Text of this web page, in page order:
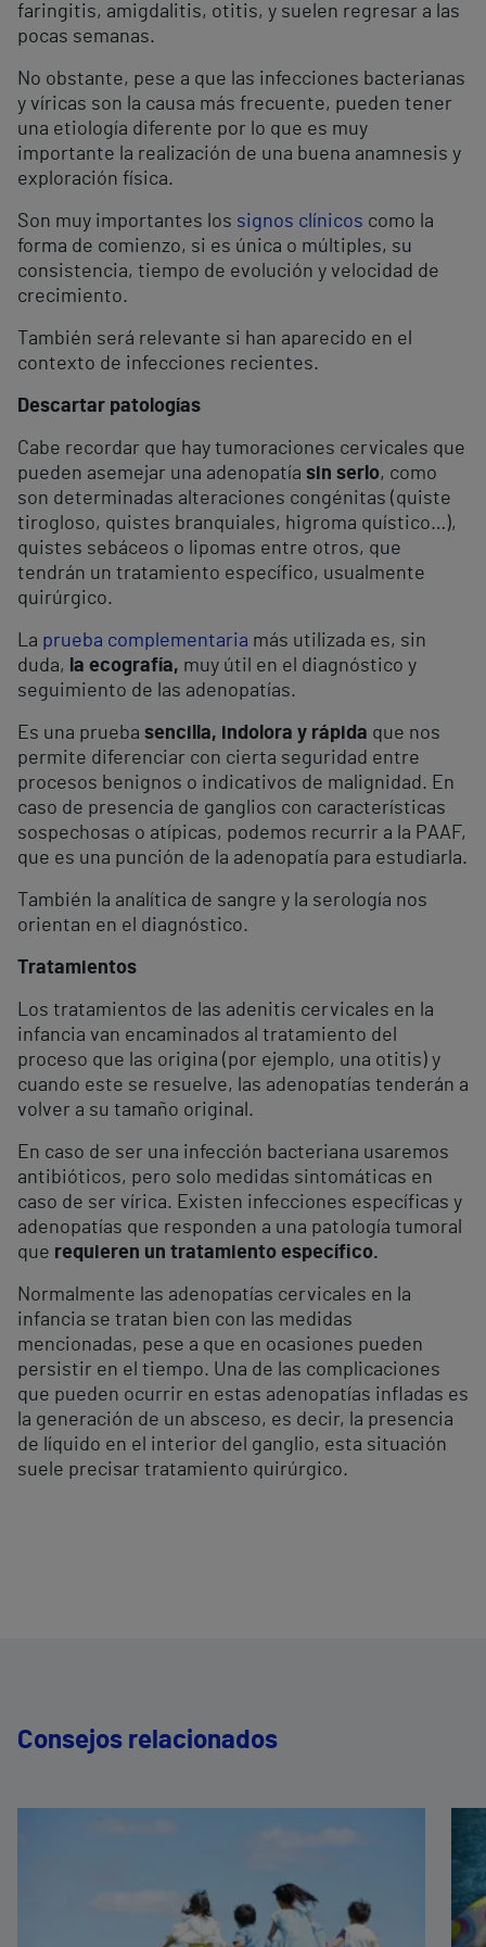
faringitis, amigdalitis, otitis, y suelen regresar a las
pocas semanas.
No obstante, pese a que las infecciones bacterianas
y víricas son la causa más frecuente, pueden tener
una etiología diferente por lo que es muy
importante la realización de una buena anamnesis y
exploración física.
Son muy importantes los signos clínicos como la
forma de comienzo, si es única o múltiples, su
consistencia, tiempo de evolución y velocidad de
crecimiento.
También será relevante si han aparecido en el
contexto de infecciones recientes.
Descartar patologías
Cabe recordar que hay tumoraciones cervicales que
pueden asemejar una adenopatía sin serlo, como
son determinadas alteraciones congénitas (quiste
tirogloso, quistes branquiales, higroma quístico…),
quistes sebáceos o lipomas entre otros, que
tendrán un tratamiento específico, usualmente
quirúrgico.
La prueba complementaria más utilizada es, sin
duda, la ecografía, muy útil en el diagnóstico y
seguimiento de las adenopatías.
Es una prueba sencilla, indolora y rápida que nos
permite diferenciar con cierta seguridad entre
procesos benignos o indicativos de malignidad. En
caso de presencia de ganglios con características
sospechosas o atípicas, podemos recurrir a la PAAF,
que es una punción de la adenopatía para estudiarla.
También la analítica de sangre y la serología nos
orientan en el diagnóstico.
Tratamientos
Los tratamientos de las adenitis cervicales en la
infancia van encaminados al tratamiento del
proceso que las origina (por ejemplo, una otitis) y
cuando este se resuelve, las adenopatías tenderán a
volver a su tamaño original.
En caso de ser una infección bacteriana usaremos
antibióticos, pero solo medidas sintomáticas en
caso de ser vírica. Existen infecciones específicas y
adenopatías que responden a una patología tumoral
que requieren un tratamiento específico.
Normalmente las adenopatías cervicales en la
infancia se tratan bien con las medidas
mencionadas, pese a que en ocasiones pueden
persistir en el tiempo. Una de las complicaciones
que pueden ocurrir en estas adenopatías infladas es
la generación de un absceso, es decir, la presencia
de líquido en el interior del ganglio, esta situación
suele precisar tratamiento quirúrgico.
Consejos relacionados